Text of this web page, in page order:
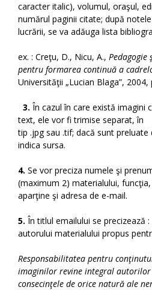
caracter italic), volumul, oraşul,
numărul paginii citate; după
lucrării, se va adăuga lista
ex. : Creţu, D., Nicu, A., Pedagogie
pentru formarea continuă a
Universităţii „Lucian Blaga”, 2004,
3. În cazul în care există imagini
text, ele vor fi trimise separat,
tip .jpg sau .tif; dacă sunt preluate
indica sursa.
4. Se vor preciza numele şi
(maximum 2) materialului,
aparţine şi adresa de e-mail.
5. În titlul emailului se precizează
autorului materialului propus
Responsabilitatea pentru
imaginilor revine integral autorilor
consecinţele de orice natură ale